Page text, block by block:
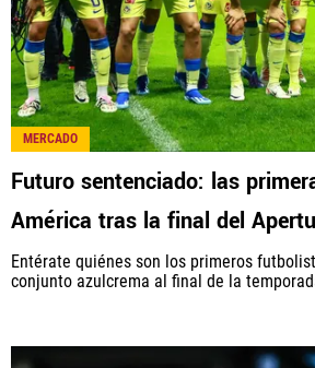
MERCADO
Futuro sentenciado: las
América tras la final del
Entérate quiénes son los primeros
conjunto azulcrema al final de la